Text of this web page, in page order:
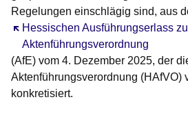
Regelungen einschlägig sind, aus
Hessischen Ausführungserlass
Aktenführungsverordnung
Öffnet sich in einem neuen Fenster
(AfE) vom 4. Dezember 2025, der
Aktenführungsverordnung (HAfVO)
konkretisiert.